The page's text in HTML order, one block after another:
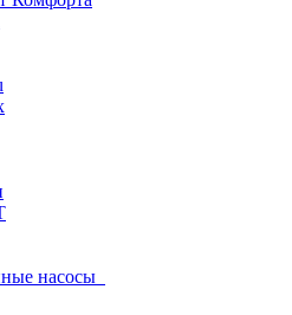
насосы